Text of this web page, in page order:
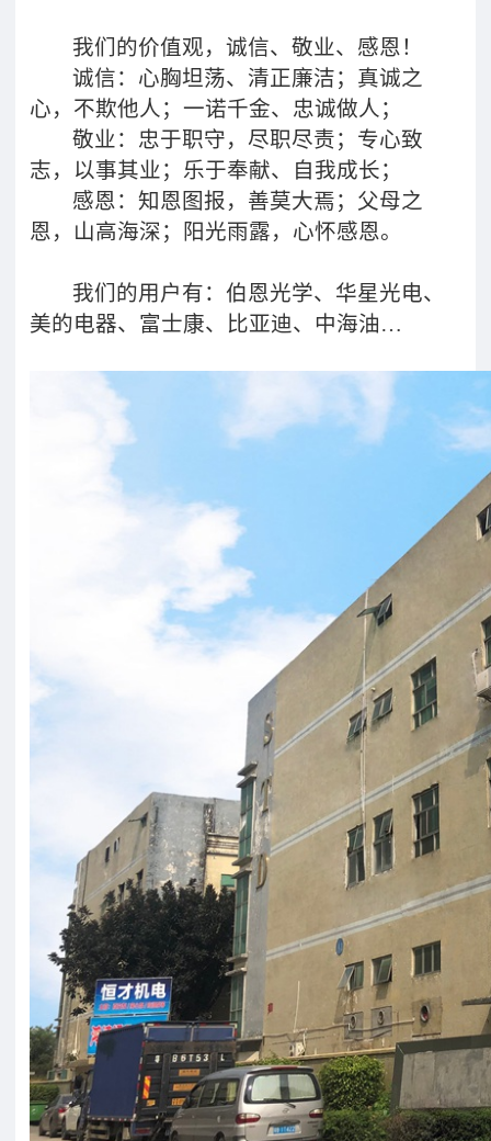
我们的价值观，诚信、敬业、感恩！
诚信：心胸坦荡、清正廉洁；真诚之
心，不欺他人；一诺千金、忠诚做人；
敬业：忠于职守，尽职尽责；专心致
志，以事其业；乐于奉献、自我成长；
感恩：知恩图报，善莫大焉；父母之
恩，山高海深；阳光雨露，心怀感恩。
我们的用户有：伯恩光学、华星光电、
美的电器、富士康、比亚迪、中海油…